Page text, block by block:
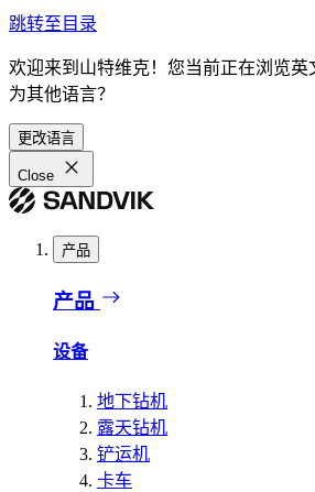
跳转至目录
欢迎来到山特维克！您当前正在浏览
为其他语言？
更改语言
Close
产品
产品
设备
地下钻机
露天钻机
铲运机
卡车